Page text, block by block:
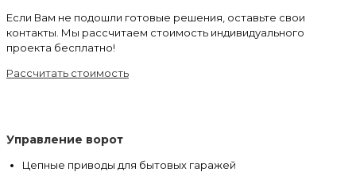
Если Вам не подошли готовые решения, оставьте свои
контакты. Мы рассчитаем стоимость индивидуального
проекта бесплатно!
Рассчитать стоимость
Управление ворот
Цепные приводы для бытовых гаражей